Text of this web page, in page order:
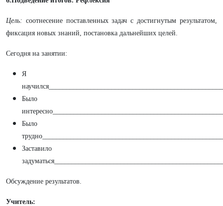
Цель: соотнесение поставленных задач с достигнутым результатом,
фиксация новых знаний, постановка дальнейших целей.
Сегодня на занятии:
Я
Было
Было
Заставило
Обсуждение результатов.
Учитель: